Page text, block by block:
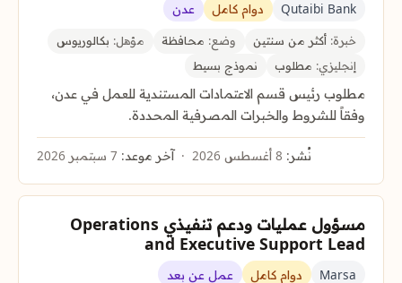
Qutaibi Bank دوام كامل عدن
خبرة: أكثر من سنتين وضع: محافظة مؤهل: بكالوريوس
إنجليزي: مطلوب نموذج بسيط
مطلوب رئيس قسم الاعتمادات المستندية للعمل في عدن،
وفقاً للشروط والخبرات المصرفية المحددة.
نُشر: آخر موعد:
مسؤول عمليات ودعم تنفيذي Operations
and Executive Support Lead
Marsa دوام كامل عمل عن بعد